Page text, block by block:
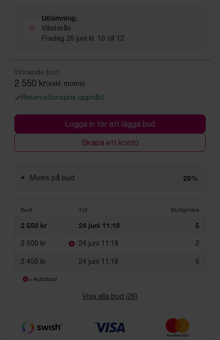
Utlämning:
Västerås
Fredag 26 juni kl. 10 till 12
Vinnande bud
2 550 kr(exkl. moms)
Reservationspris uppnått
Logga in för att lägga bud
Skapa ett konto
Moms på bud 25%
Bud Tid Budgivare
2 550 kr 24 juni 11:18 5
2 500 kr 24 juni 11:18 2
2 450 kr 24 juni 11:18 5
= Autobud
Visa alla bud (26)